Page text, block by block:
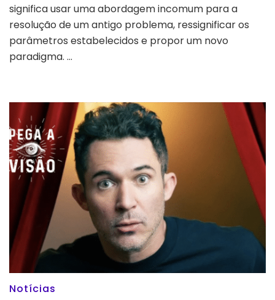
significa usar uma abordagem incomum para a
resolução de um antigo problema, ressignificar os
parâmetros estabelecidos e propor um novo
paradigma. …
Notícias